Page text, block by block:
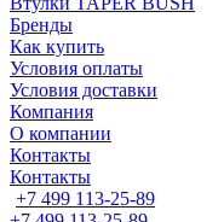
Бренды
Как купить
Условия оплаты
Условия доставки
Компания
О компании
Контакты
Контакты
+7 499 113-25-89